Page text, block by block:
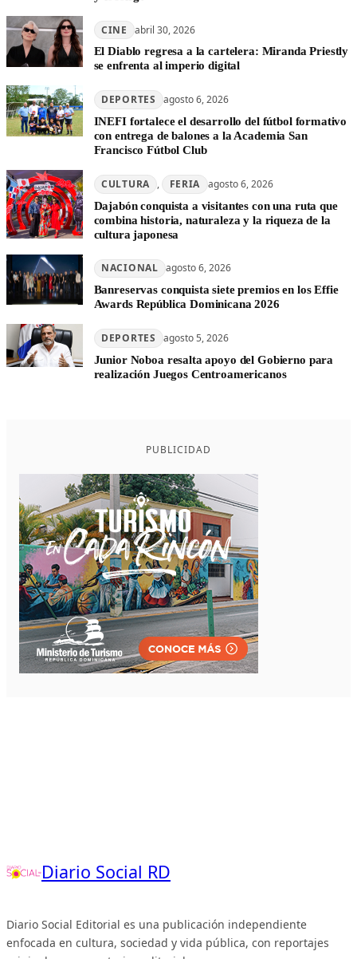
CINE abril 30, 2026
El Diablo regresa a la cartelera: Miranda Priestly
se enfrenta al imperio digital
DEPORTES agosto 6, 2026
INEFI fortalece el desarrollo del fútbol formativo
con entrega de balones a la Academia San
Francisco Fútbol Club
CULTURA , FERIA agosto 6, 2026
Dajabón conquista a visitantes con una ruta que
combina historia, naturaleza y la riqueza de la
cultura japonesa
NACIONAL agosto 6, 2026
Banreservas conquista siete premios en los Effie
Awards República Dominicana 2026
DEPORTES agosto 5, 2026
Junior Noboa resalta apoyo del Gobierno para
realización Juegos Centroamericanos
PUBLICIDAD
Diario Social RD
Diario Social Editorial es una publicación independiente
enfocada en cultura, sociedad y vida pública, con reportajes